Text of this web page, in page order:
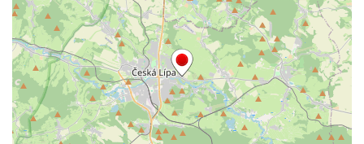
Křížová cesta Římov – XII. kaple – Vodní
brána
Křížová cesta Římov – XI. kaple – Ježíš
haněn a tupen
Křížová cesta Římov – X. kaple – U
Cedronu